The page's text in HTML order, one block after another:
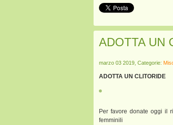
ADOTTA UN
marzo 03 2019, Categorie:
ADOTTA UN CLITORIDE
Per favore donate oggi il
femminili